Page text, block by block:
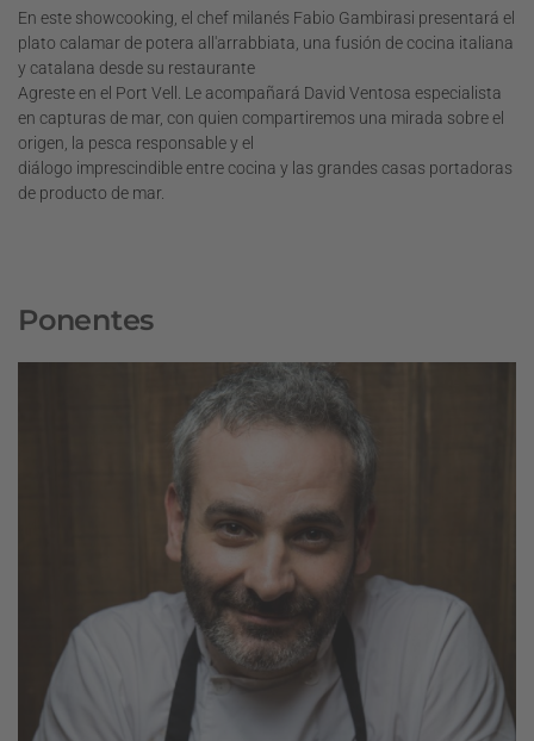
En este showcooking, el chef milanés Fabio Gambirasi presentará el
plato calamar de potera all'arrabbiata, una fusión de cocina italiana
y catalana desde su restaurante
Agreste en el Port Vell. Le acompañará David Ventosa especialista
en capturas de mar, con quien compartiremos una mirada sobre el
origen, la pesca responsable y el
diálogo imprescindible entre cocina y las grandes casas portadoras
de producto de mar.
Ponentes